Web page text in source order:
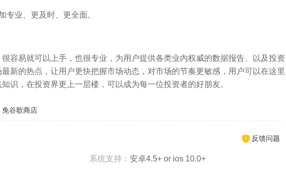
专业、更及时、更全面。
容易就可以上手，也很专业，为用户提供各类业内权威的数据报告、以及投资
新的热点，让用户更快把握市场动态，对市场的节奏更敏感，用户可以在这里
识，在投资界更上一层楼，可以成为每一位投资者的好朋友。
免谷歌商店
反馈问题
系统支持： 安卓4.5+ or ios 10.0+